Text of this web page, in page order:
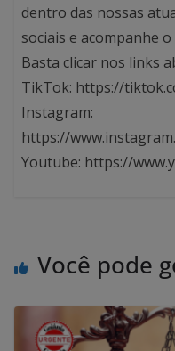
dentro das nossas
sociais e acompanhe
Basta clicar nos links
TikTok: https://
Instagram:
https://
Youtube: https://
Você pode